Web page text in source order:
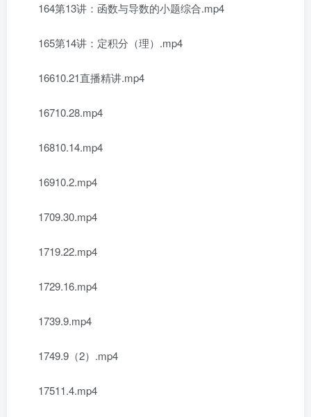
164第13讲：函数与导数的小题综合.mp4
165第14讲：定积分（理）.mp4
16610.21直播精讲.mp4
16710.28.mp4
16810.14.mp4
16910.2.mp4
1709.30.mp4
1719.22.mp4
1729.16.mp4
1739.9.mp4
1749.9（2）.mp4
17511.4.mp4